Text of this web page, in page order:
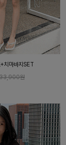
치마바지SET
원